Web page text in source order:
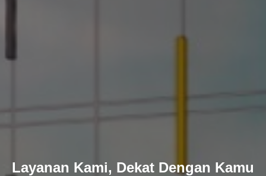
Layanan Kami, Dekat Dengan Kamu